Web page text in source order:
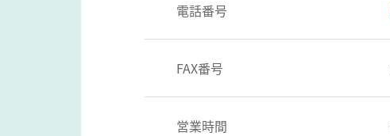
電話番号
FAX番号
営業時間